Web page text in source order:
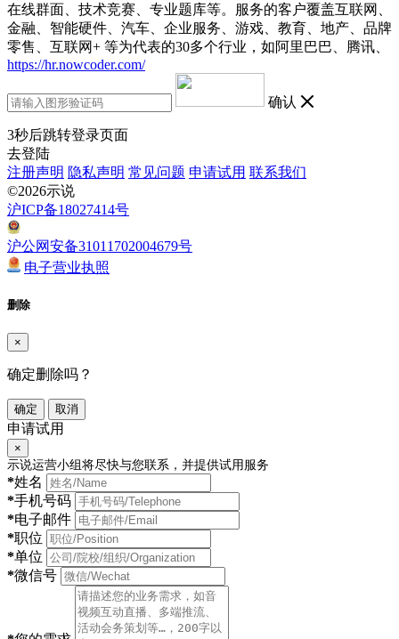
在线群面、技术竞赛、专业题库等。服务的客户覆盖互联网、
金融、智能硬件、汽车、企业服务、游戏、教育、地产、品牌
零售、互联网+ 等为代表的30多个行业，如阿里巴巴、腾讯、
https://hr.nowcoder.com/
确认
3秒后跳转登录页面
去登陆
注册声明 隐私声明 常见问题 申请试用 联系我们
©2026示说
沪ICP备18027414号
沪公网安备31011702004679号
电子营业执照
删除
×
确定删除吗？
确定 取消
申请试用
×
示说运营小组将尽快与您联系，并提供试用服务
*姓名
*手机号码
*电子邮件
*职位
*单位
*微信号